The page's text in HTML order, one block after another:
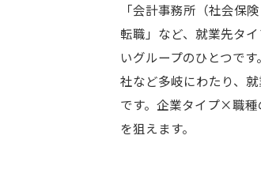
「会計事務所（社会保
転職」など、就業先タ
いグループのひとつで
社など多岐にわたり、
です。企業タイプ×職種
を狙えます。